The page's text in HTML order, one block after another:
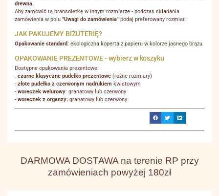
drewna.
Aby zamówić tą bransoletkę w innym rozmiarze - podczas składania
zamówienia w polu "Uwagi do zamówienia" podaj preferowany rozmiar.
JAK PAKUJEMY BIŻUTERIĘ?
Opakowanie standard: ekologiczna koperta z papieru w kolorze jasnego brązu.
OPAKOWANIE PREZENTOWE - wybierz w koszyku
Dostępne opakowania prezentowe:
- czarne klasyczne pudełko prezentowe (różne rozmiary)
- złote pudełko z czerwonym nadrukiem kwiatowym
- woreczek welurowy: granatowy lub czerwony
- woreczek z organzy: granatowy lub czerwony
DARMOWA DOSTAWA na terenie RP przy
zamówieniach powyżej 180zł